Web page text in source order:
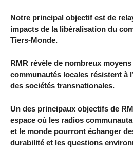
Notre principal objectif est de
impacts de la libéralisation du
Tiers-Monde.
RMR révèle de nombreux
communautés locales résistent à
des sociétés transnationales.
Un des principaux objectifs de
espace où les radios
et le monde pourront échanger
durabilité et les questions